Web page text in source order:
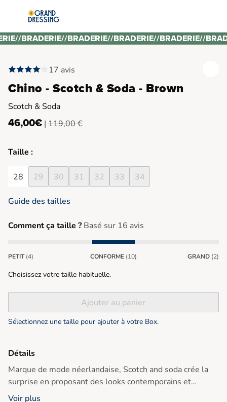
//BRADERIE//BRADERIE//BRADERIE//BRADERIE//
17 avis
Chino - Scotch & Soda - Brown
Scotch & Soda
46,00€ | 119,00 €
Taille :
28 29 30 31 32 33 34
Guide des tailles
Comment ça taille ? Basé sur 16 avis
PETIT (4) CONFORME (10) GRAND (2)
Choisissez votre taille habituelle.
Ajouter au panier
Sélectionnez une taille pour ajouter à votre Box.
Détails
Marque de mode néerlandaise, Scotch and soda crée la
surprise en proposant des looks contemporains et
modernes avec une touche d'originalité. ref : 155006
Voir plus